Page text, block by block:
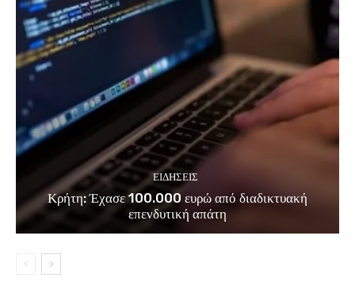
ΕΙΔΗΣΕΙΣ
Κρήτη: Έχασε 100.000 ευρώ από διαδικτυακή
επενδυτική απάτη